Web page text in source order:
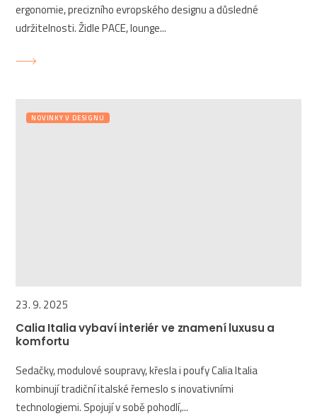
ergonomie, precizního evropského designu a důsledné
udržitelnosti. Židle PACE, lounge...
NOVINKY V DESIGNU
23. 9. 2025
Calia Italia vybaví interiér ve znamení luxusu a
komfortu
Sedačky, modulové soupravy, křesla i poufy Calia Italia
kombinují tradiční italské řemeslo s inovativními
technologiemi. Spojují v sobě pohodlí,...